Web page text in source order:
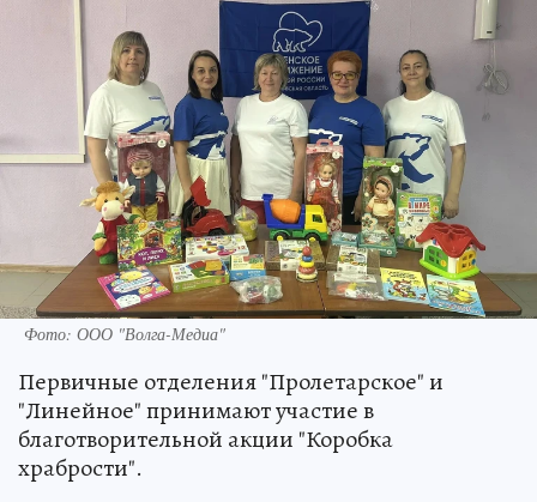
Фото: ООО "Волга-Медиа"
Первичные отделения "Пролетарское" и
"Линейное" принимают участие в
благотворительной акции "Коробка
храбрости".